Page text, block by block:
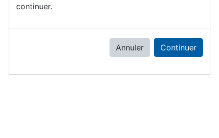
continuer.
Annuler Continuer